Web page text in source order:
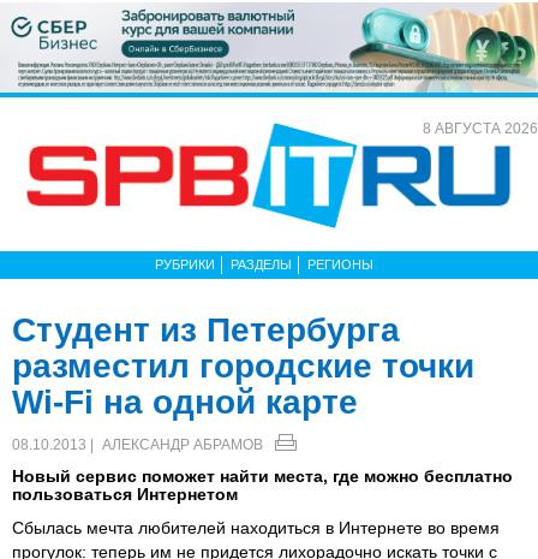
8 АВГУСТА 2026
РУБРИКИ РАЗДЕЛЫ РЕГИОНЫ
Студент из Петербурга
разместил городские точки
Wi-Fi на одной карте
08.10.2013 | АЛЕКСАНДР АБРАМОВ
Новый сервис поможет найти места, где можно бесплатно
пользоваться Интернетом
Сбылась мечта любителей находиться в Интернете во время
прогулок: теперь им не придется лихорадочно искать точки с